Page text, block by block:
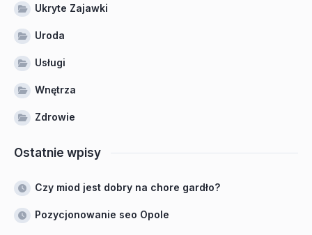
Ukryte Zajawki
Uroda
Usługi
Wnętrza
Zdrowie
Ostatnie wpisy
Czy miod jest dobry na chore gardło?
Pozycjonowanie seo Opole